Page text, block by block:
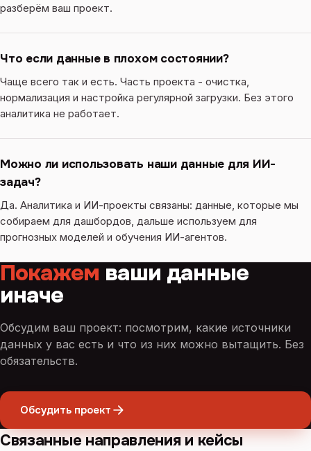
разберём ваш проект.
Что если данные в плохом состоянии?
Чаще всего так и есть. Часть проекта - очистка,
нормализация и настройка регулярной загрузки. Без этого
аналитика не работает.
Можно ли использовать наши данные для ИИ-
задач?
Да. Аналитика и ИИ-проекты связаны: данные, которые мы
собираем для дашбордов, дальше используем для
прогнозных моделей и обучения ИИ-агентов.
Покажем ваши данные
иначе
Обсудим ваш проект: посмотрим, какие источники
данных у вас есть и что из них можно вытащить. Без
обязательств.
Обсудить проект
Связанные направления и кейсы